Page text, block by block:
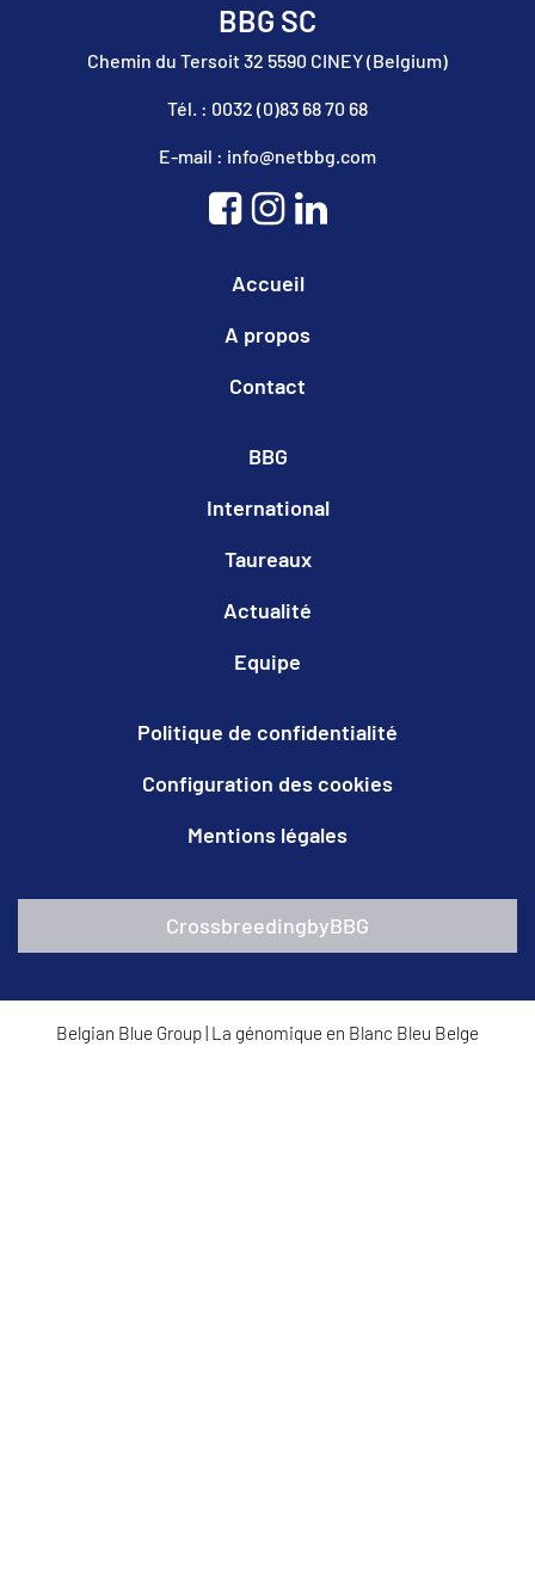
BBG SC
Chemin du Tersoit 32 5590 CINEY (Belgium)
Tél. : 0032 (0)83 68 70 68
E-mail : info@netbbg.com
Accueil
A propos
Contact
BBG
International
Taureaux
Actualité
Equipe
Politique de confidentialité
Configuration des cookies
Mentions légales
CrossbreedingbyBBG
Belgian Blue Group| La génomique en Blanc Bleu Belge